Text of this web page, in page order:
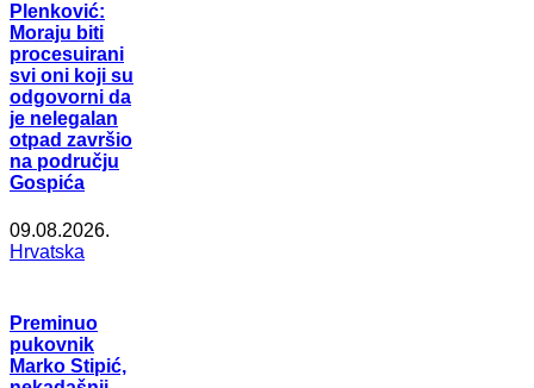
Plenković:
Moraju biti
procesuirani
svi oni koji su
odgovorni da
je nelegalan
otpad završio
na području
Gospića
09.08.2026.
Hrvatska
Preminuo
pukovnik
Marko Stipić,